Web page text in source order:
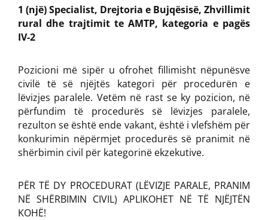
1 (një) Specialist, Drejtoria e Bujqësisë, Zhvillimit
rural dhe trajtimit te AMTP, kategoria e pagës
IV-2
Pozicioni më sipër u ofrohet fillimisht nëpunësve
civilë të së njëjtës kategori për procedurën e
lëvizjes paralele. Vetëm në rast se ky pozicion, në
përfundim të procedurës së lëvizjes paralele,
rezulton se është ende vakant, është i vlefshëm për
konkurimin nëpërmjet procedurës së pranimit në
shërbimin civil për kategorinë ekzekutive.
PËR TË DY PROCEDURAT (LËVIZJE PARALE, PRANIM
NË SHËRBIMIN CIVIL) APLIKOHET NË TË NJËJTËN
KOHË!